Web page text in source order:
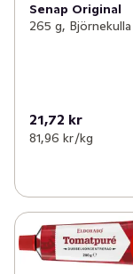
Senap Original
265 g, Björnekulla
21,72 kr
81,96 kr /kg